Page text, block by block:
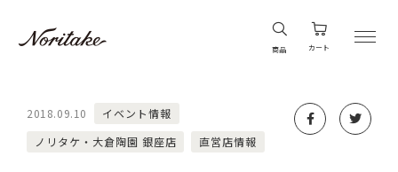
商品 カート
2018.09.10
イベント情報
ノリタケ・大倉陶園 銀座店
直営店情報